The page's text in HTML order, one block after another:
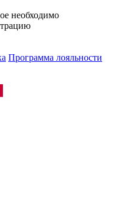
необходимо
Программа лояльности